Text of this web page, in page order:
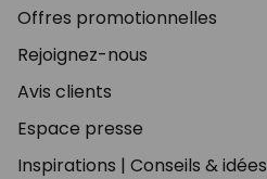
Offres promotionnelles
Rejoignez-nous
Avis clients
Espace presse
Inspirations | Conseils & idées